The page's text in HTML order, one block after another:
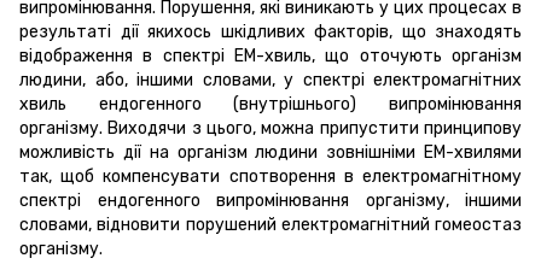
випромінювання. Порушення, які виникають у цих процесах в
результаті дії якихось шкідливих факторів, що знаходять
відображення в спектрі ЕМ-хвиль, що оточують організм
людини, або, іншими словами, у спектрі електромагнітних
хвиль ендогенного (внутрішнього) випромінювання
організму. Виходячи з цього, можна припустити принципову
можливість дії на організм людини зовнішніми ЕМ-хвилями
так, щоб компенсувати спотворення в електромагнітному
спектрі ендогенного випромінювання організму, іншими
словами, відновити порушений електромагнітний гомеостаз
організму.